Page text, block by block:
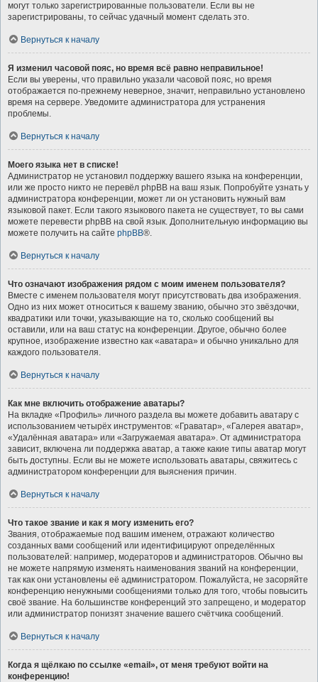
могут только зарегистрированные пользователи. Если вы не
зарегистрированы, то сейчас удачный момент сделать это.
Вернуться к началу
Я изменил часовой пояс, но время всё равно неправильное!
Если вы уверены, что правильно указали часовой пояс, но время
отображается по-прежнему неверное, значит, неправильно установлено
время на сервере. Уведомите администратора для устранения
проблемы.
Вернуться к началу
Моего языка нет в списке!
Администратор не установил поддержку вашего языка на конференции,
или же просто никто не перевёл phpBB на ваш язык. Попробуйте узнать у
администратора конференции, может ли он установить нужный вам
языковой пакет. Если такого языкового пакета не существует, то вы сами
можете перевести phpBB на свой язык. Дополнительную информацию вы
можете получить на сайте phpBB®.
Вернуться к началу
Что означают изображения рядом с моим именем пользователя?
Вместе с именем пользователя могут присутствовать два изображения.
Одно из них может относиться к вашему званию, обычно это звёздочки,
квадратики или точки, указывающие на то, сколько сообщений вы
оставили, или на ваш статус на конференции. Другое, обычно более
крупное, изображение известно как «аватара» и обычно уникально для
каждого пользователя.
Вернуться к началу
Как мне включить отображение аватары?
На вкладке «Профиль» личного раздела вы можете добавить аватару с
использованием четырёх инструментов: «Граватар», «Галерея аватар»,
«Удалённая аватара» или «Загружаемая аватара». От администратора
зависит, включена ли поддержка аватар, а также какие типы аватар могут
быть доступны. Если вы не можете использовать аватары, свяжитесь с
администратором конференции для выяснения причин.
Вернуться к началу
Что такое звание и как я могу изменить его?
Звания, отображаемые под вашим именем, отражают количество
созданных вами сообщений или идентифицируют определённых
пользователей: например, модераторов и администраторов. Обычно вы
не можете напрямую изменять наименования званий на конференции,
так как они установлены её администратором. Пожалуйста, не засоряйте
конференцию ненужными сообщениями только для того, чтобы повысить
своё звание. На большинстве конференций это запрещено, и модератор
или администратор понизят значение вашего счётчика сообщений.
Вернуться к началу
Когда я щёлкаю по ссылке «email», от меня требуют войти на
конференцию!